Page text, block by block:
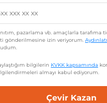
için kolay ve hızlı
pazarlama vb. amaçlarla tarafıma
gönderilmesine izin veriyorum.
bilgilerin KVKK kapsamında
almayı kabul ediyorum.
Çevir Kazan